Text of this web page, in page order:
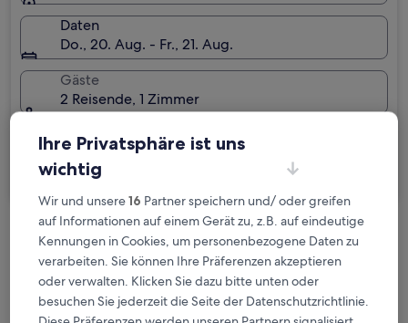
Daten
Do., 20. Aug. - Fr., 21. Aug.
Gäste
2 Reisende, 1 Zimmer
Ich reise geschäftlich
Kostenlose Stornierung bei
Planänderungen
Verdiene Prämien für jede
Ihre Privatsphäre ist uns
wichtig
Wir und unsere16 Partner speichern und/ oder greifen
auf Informationen auf einem Gerät zu, z.B. auf eindeutige
Kennungen in Cookies, um personenbezogene Daten zu
verarbeiten. Sie können Ihre Präferenzen akzeptieren
oder verwalten. Klicken Sie dazu bitte unten oder
besuchen Sie jederzeit die Seite der Datenschutzrichtlinie.